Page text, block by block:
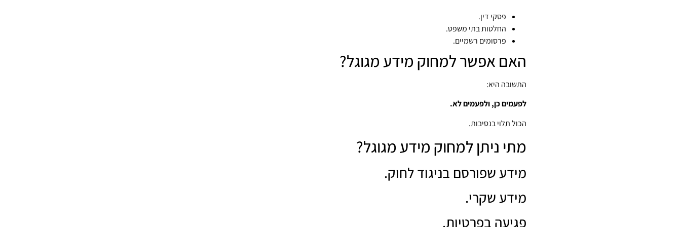
פסקי דין.
החלטות בתי משפט.
פרסומים רשמיים.
האם אפשר למחוק מידע מגוגל?
התשובה היא:
לפעמים כן, ולפעמים לא.
הכול תלוי בנסיבות.
מתי ניתן למחוק מידע מגוגל?
מידע שפורסם בניגוד לחוק.
מידע שקרי.
פגיעה בפרטיות.